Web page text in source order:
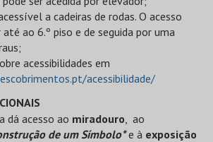
a cadeiras de rodas. O acesso
ao 6.º piso e de seguida por uma
acessibilidades em
acessibilidade/
dá acesso ao miradouro, ao
de um Símbolo*e à exposição